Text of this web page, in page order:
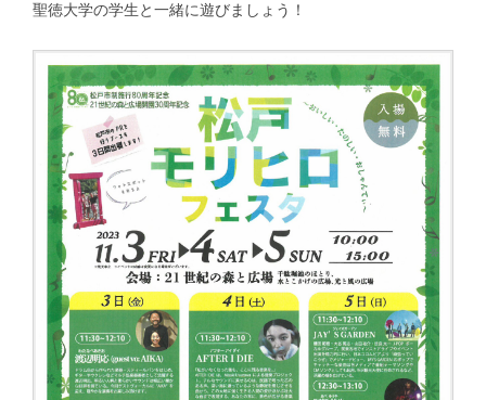
聖徳大学の学生と一緒に遊びましょう！